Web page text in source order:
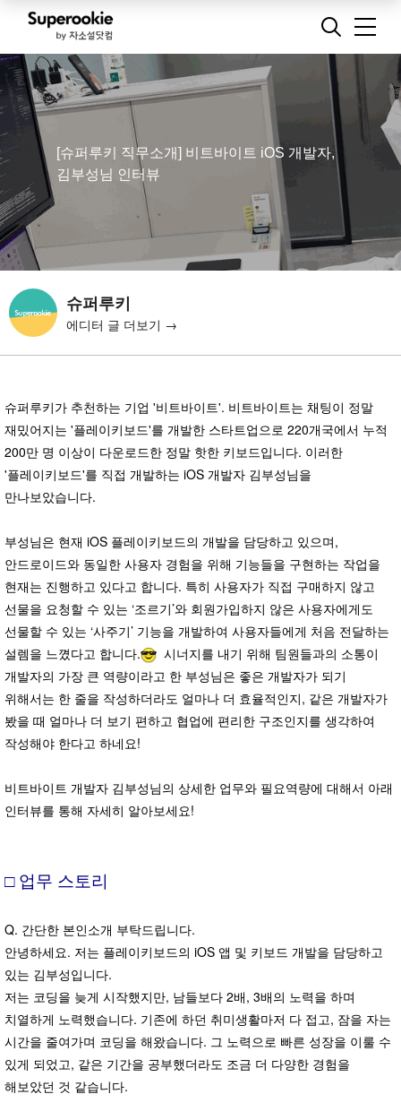
[슈퍼루키 직무소개] 비트바이트 iOS 개발자,
김부성님 인터뷰
슈퍼루키
에디터 글 더보기 →
슈퍼루키가 추천하는 기업 '비트바이트'. 비트바이트는 채팅이 정말
재밌어지는 '플레이키보드'를 개발한 스타트업으로 220개국에서 누적
200만 명 이상이 다운로드한 정말 핫한 키보드입니다. 이러한
'플레이키보드'를 직접 개발하는 iOS 개발자 김부성님을
만나보았습니다.
부성님은 현재 iOS 플레이키보드의 개발을 담당하고 있으며,
안드로이드와 동일한 사용자 경험을 위해 기능들을 구현하는 작업을
현재는 진행하고 있다고 합니다. 특히 사용자가 직접 구매하지 않고
선물을 요청할 수 있는 ‘조르기’와 회원가입하지 않은 사용자에게도
선물할 수 있는 ‘사주기’ 기능을 개발하여 사용자들에게 처음 전달하는
설렘을 느꼈다고 합니다.
시너지를 내기 위해 팀원들과의 소통이
개발자의 가장 큰 역량이라고 한 부성님은 좋은 개발자가 되기
위해서는 한 줄을 작성하더라도 얼마나 더 효율적인지, 같은 개발자가
봤을 때 얼마나 더 보기 편하고 협업에 편리한 구조인지를 생각하여
작성해야 한다고 하네요!
비트바이트 개발자 김부성님의 상세한 업무와 필요역량에 대해서 아래
인터뷰를 통해 자세히 알아보세요!
□ 업무 스토리
Q. 간단한 본인소개 부탁드립니다.
안녕하세요. 저는 플레이키보드의 iOS 앱 및 키보드 개발을 담당하고
있는 김부성입니다.
저는 코딩을 늦게 시작했지만, 남들보다 2배, 3배의 노력을 하며
치열하게 노력했습니다. 기존에 하던 취미생활마저 다 접고, 잠을 자는
시간을 줄여가며 코딩을 해왔습니다. 그 노력으로 빠른 성장을 이룰 수
있게 되었고, 같은 기간을 공부했더라도 조금 더 다양한 경험을
해보았던 것 같습니다.